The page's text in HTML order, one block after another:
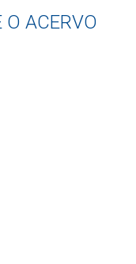
O ACERVO